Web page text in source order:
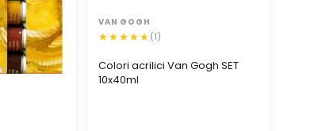
Colori acrilici Van Gogh SET
10x40ml
VAN GOGH
(1)